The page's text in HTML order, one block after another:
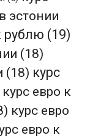
эстонии
рублю (19)
(18)
(18) курс
курс евро к
курс евро
евро к